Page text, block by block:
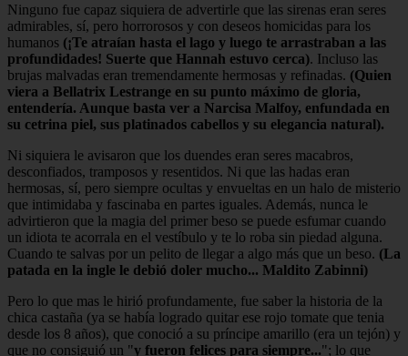
Ninguno fue capaz siquiera de advertirle que las sirenas eran seres
admirables, sí, pero horrorosos y con deseos homicidas para los
humanos (¡Te atraían hasta el lago y luego te arrastraban a las
profundidades! Suerte que Hannah estuvo cerca). Incluso las
brujas malvadas eran tremendamente hermosas y refinadas. (Quien
viera a Bellatrix Lestrange en su punto máximo de gloria,
entendería. Aunque basta ver a Narcisa Malfoy, enfundada en
su cetrina piel, sus platinados cabellos y su elegancia natural).
Ni siquiera le avisaron que los duendes eran seres macabros,
desconfiados, tramposos y resentidos. Ni que las hadas eran
hermosas, sí, pero siempre ocultas y envueltas en un halo de misterio
que intimidaba y fascinaba en partes iguales. Además, nunca le
advirtieron que la magia del primer beso se puede esfumar cuando
un idiota te acorrala en el vestíbulo y te lo roba sin piedad alguna.
Cuando te salvas por un pelito de llegar a algo más que un beso. (La
patada en la ingle le debió doler mucho... Maldito Zabinni)
Pero lo que mas le hirió profundamente, fue saber la historia de la
chica castaña (ya se había logrado quitar ese rojo tomate que tenia
desde los 8 años), que conoció a su príncipe amarillo (era un tejón) y
que no consiguió un "y fueron felices para siempre..."; lo que